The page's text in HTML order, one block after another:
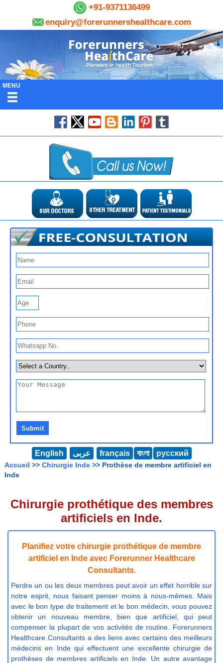
+91-9371136499
enquiry@forerunnershealthcare.com
MENU
English عربى français বাংলা русский
Accueil >> Chirurgie Inde >> Prothèse de membre artificiel en
Inde
Chirurgie prothétique des membres
artificiels en Inde.
Planifiez votre chirurgie prothétique de membre
artificiel en Inde avec Forerunner Healthcare
Consultants.
Perdre un ou les deux membres peut avoir un effet horrible sur
notre esprit, nous faisant penser moins à nous-mêmes. Mais
avec le bon type de traitement et le bon médecin, vous pouvez
obtenir un nouveau membre, bien que artificiel, qui peut
compenser la plupart de vos activités de routine. Forerunners
Healthcare Consultants a des liens avec certains des meilleurs
médecins en Inde qui effectuent une excellente chirurgie de
prothèses de membres artificiels en Inde. Un autre avantage